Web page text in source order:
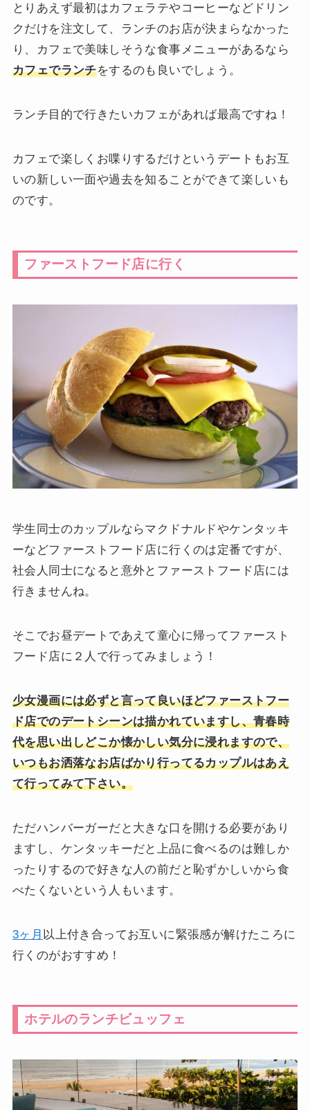
とりあえず最初はカフェラテやコーヒーなどドリン
クだけを注文して、ランチのお店が決まらなかった
り、カフェで美味しそうな食事メニューがあるなら
カフェでランチをするのも良いでしょう。
ランチ目的で行きたいカフェがあれば最高ですね！
カフェで楽しくお喋りするだけというデートもお互
いの新しい一面や過去を知ることができて楽しいも
のです。
ファーストフード店に行く
学生同士のカップルならマクドナルドやケンタッキ
ーなどファーストフード店に行くのは定番ですが、
社会人同士になると意外とファーストフード店には
行きませんね。
そこでお昼デートであえて童心に帰ってファースト
フード店に２人で行ってみましょう！
少女漫画には必ずと言って良いほどファーストフー
ド店でのデートシーンは描かれていますし、青春時
代を思い出しどこか懐かしい気分に浸れますので、
いつもお洒落なお店ばかり行ってるカップルはあえ
て行ってみて下さい。
ただハンバーガーだと大きな口を開ける必要があり
ますし、ケンタッキーだと上品に食べるのは難しか
ったりするので好きな人の前だと恥ずかしいから食
べたくないという人もいます。
3ヶ月 以上付き合ってお互いに緊張感が解けたころに
行くのがおすすめ！
ホテルのランチビュッフェ